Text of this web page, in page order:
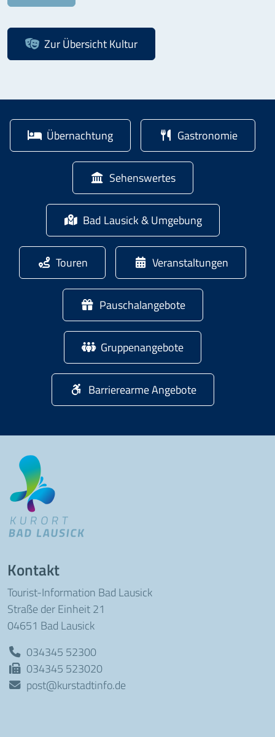
Zur ÜbersichtKultur
Übernachtung Gastronomie
Sehenswertes
Bad Lausick & Umgebung
Touren Veranstaltungen
Pauschalangebote
Gruppenangebote
Barrierearme Angebote
Kontakt
Tourist-Information Bad Lausick
Straße der Einheit 21
04651 Bad Lausick
034345 52300
034345 523020
post@kurstadtinfo.de